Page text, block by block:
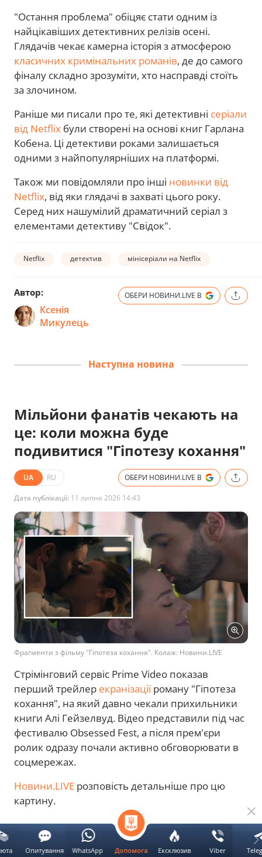
"Остання проблема" обіцяє стати одним із
найцікавіших детективних релізів осені.
Глядачів чекає камерна історія з атмосферою
класичних кримінальних романів, де до самого
фіналу складно зрозуміти, хто насправді стоїть
за злочином.
Раніше ми писали про те, які детективні серіали
від Netflix були створені на основі книг Гарлана
Кобена. Ці детективи роками залишається
одними з найпопулярніших на платформі.
Також ми повідомляли про інші новинки від
Netflix, від яки глядачі в захваті цього року.
Серед них нашумілий драматичний серіал з
елементами детективу "Свідок".
Netflix детектив мінісеріали на Netflix
Автор:
Ксенія
Микулець
ОБЕРИ НОВИНИ.LIVE В
Наступна новина
Мільйони фанатів чекають на
це: коли можна буде
подивитися "Гіпотезу кохання"
UA RU ОБЕРИ НОВИНИ.LIVE В
Дата публікації: 11 липня 2026 14:43
Фрагменти з фільму "Гіпотеза кохання". Колаж: Новини.LIVE
Стрімінговий сервіс Prime Video показав
перший трейлер екранізаціїроману "Гіпотеза
кохання", на який давно чекали прихильники
книги Алі Гейзелвуд. Відео представили під час
фестивалю Obsessed Fest, а після прем'єри
ролик одразу почали активно обговорювати в
соцмережах.
Новини.LIVE розповість детальніше про цю
картину.
Реклама
Допомога Ексклюзив Viber
Опитування WhatsApp